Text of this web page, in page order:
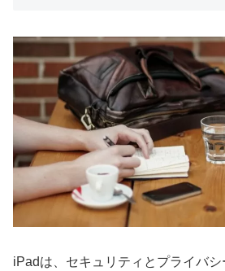
iPadは、セキュリティとプライバ